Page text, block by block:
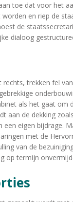
toe dat voor het
en riep de
de
dialoog
trekken fel
als het gaat om
aan de dekking
een eigen bijdrage.
met de
van de
op termijn